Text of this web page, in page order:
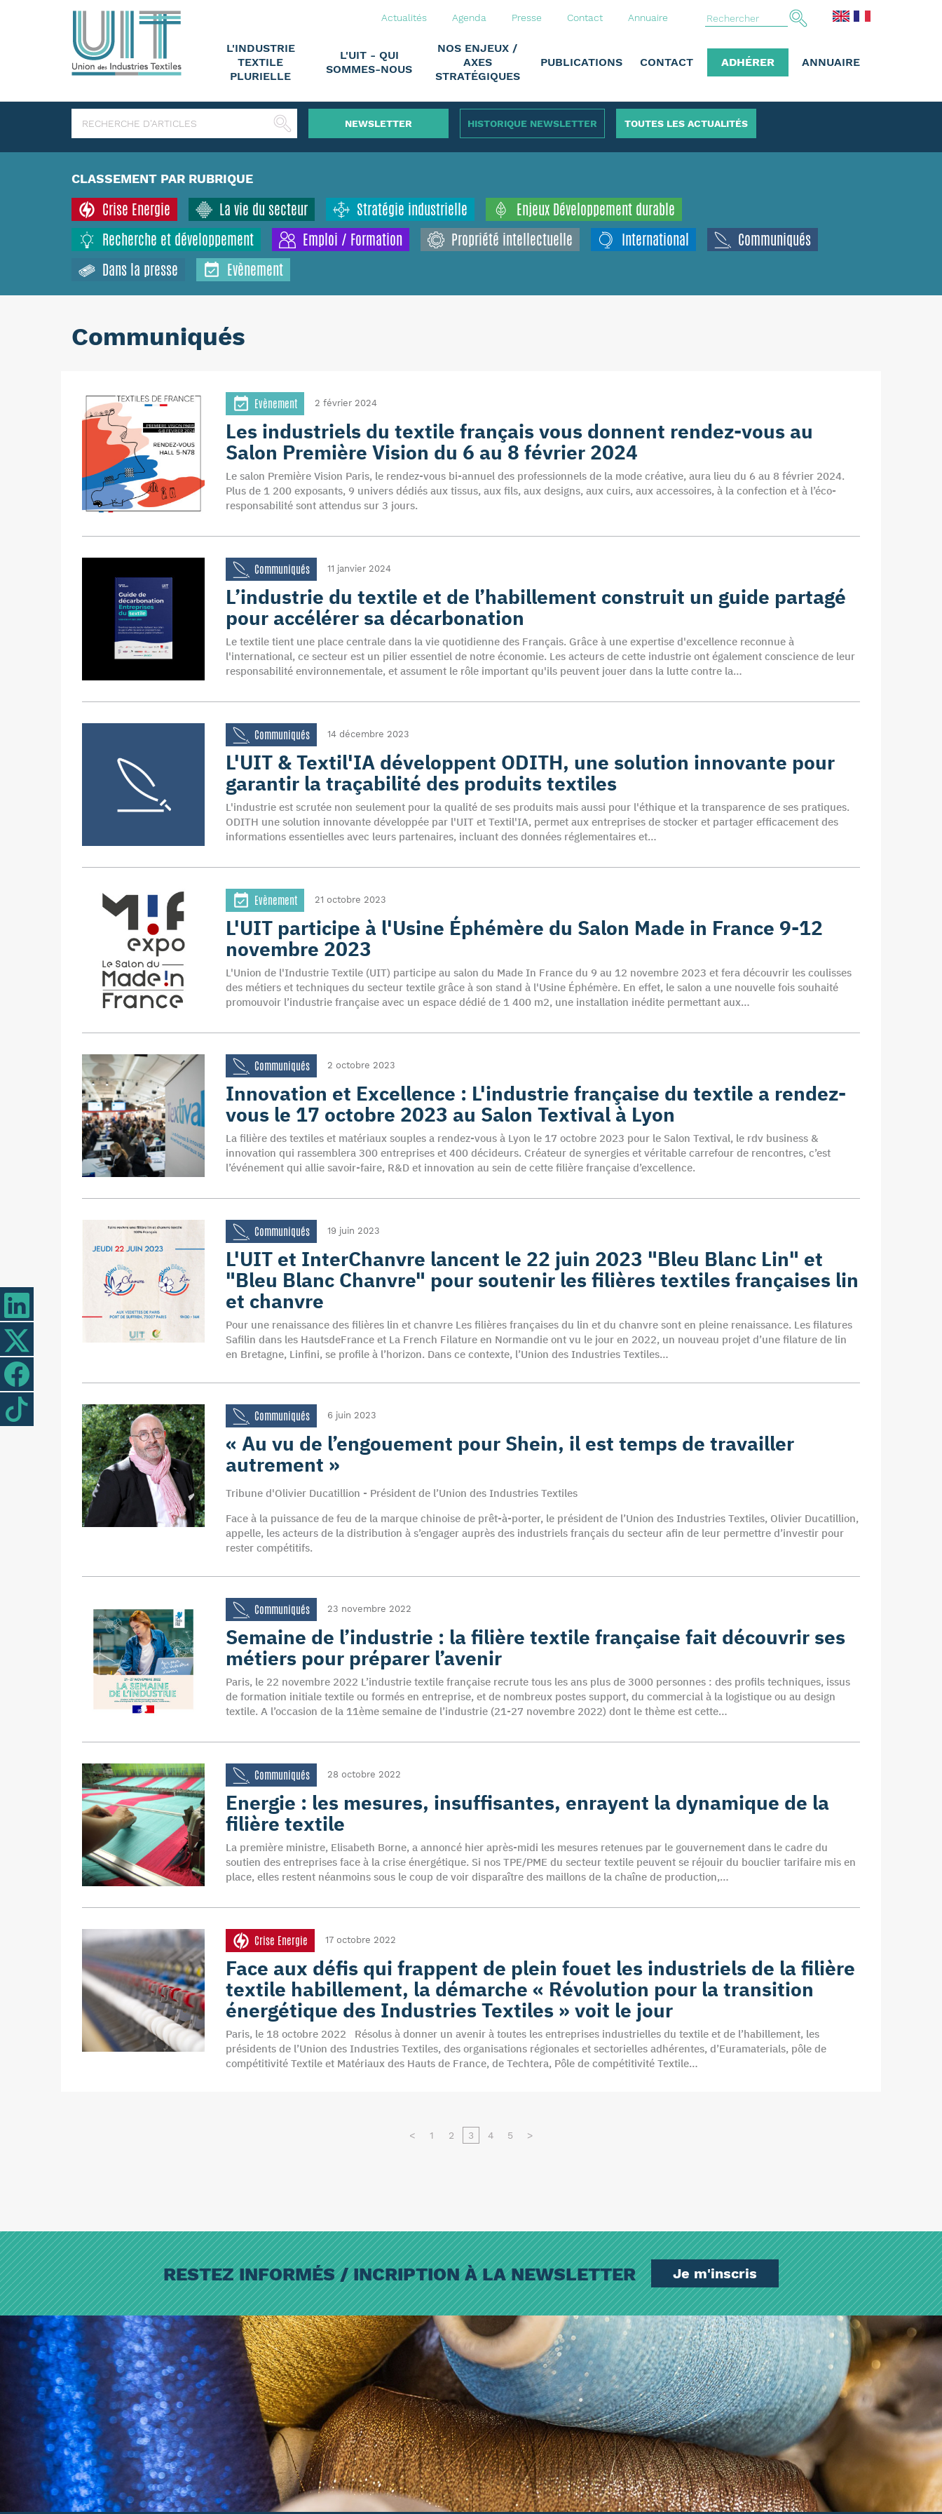
Actualités Agenda Presse Contact Annuaire
L'INDUSTRIE
TEXTILE
PLURIELLE
L'UIT - QUI
SOMMES-NOUS
NOS ENJEUX /
AXES
STRATÉGIQUES
PUBLICATIONS CONTACT ADHÉRER ANNUAIRE
NEWSLETTER HISTORIQUE NEWSLETTER TOUTES LES ACTUALITÉS
CLASSEMENT PAR RUBRIQUE
Crise Energie La vie du secteur Stratégie industrielle
Enjeux Développement durable
Recherche et développement
Emploi / Formation Propriété intellectuelle International
Communiqués
Dans la presse
Evènement
Communiqués
Evènement 2 février 2024
Les industriels du textile français vous donnent rendez-vous au
Salon Première Vision du 6 au 8 février 2024
Le salon Première Vision Paris, le rendez-vous bi-annuel des professionnels de la mode créative, aura lieu du 6 au 8 février 2024.
Plus de 1 200 exposants, 9 univers dédiés aux tissus, aux fils, aux designs, aux cuirs, aux accessoires, à la confection et à l’éco-
responsabilité sont attendus sur 3 jours.
Communiqués 11 janvier 2024
L’industrie du textile et de l’habillement construit un guide partagé
pour accélérer sa décarbonation
Le textile tient une place centrale dans la vie quotidienne des Français. Grâce à une expertise d'excellence reconnue à
l'international, ce secteur est un pilier essentiel de notre économie. Les acteurs de cette industrie ont également conscience de leur
responsabilité environnementale, et assument le rôle important qu'ils peuvent jouer dans la lutte contre la…
Communiqués 14 décembre 2023
L'UIT & Textil'IA développent ODITH, une solution innovante pour
garantir la traçabilité des produits textiles
L'industrie est scrutée non seulement pour la qualité de ses produits mais aussi pour l'éthique et la transparence de ses pratiques.
ODITH une solution innovante développée par l'UIT et Textil'IA, permet aux entreprises de stocker et partager efficacement des
informations essentielles avec leurs partenaires, incluant des données réglementaires et…
Evènement 21 octobre 2023
L'UIT participe à l'Usine Éphémère du Salon Made in France 9-12
novembre 2023
L'Union de l'Industrie Textile (UIT) participe au salon du Made In France du 9 au 12 novembre 2023 et fera découvrir les coulisses
des métiers et techniques du secteur textile grâce à son stand à l'Usine Éphémère. En effet, le salon a une nouvelle fois souhaité
promouvoir l’industrie française avec un espace dédié de 1 400 m2, une installation inédite permettant aux…
Communiqués 2 octobre 2023
Innovation et Excellence : L'industrie française du textile a rendez-
vous le 17 octobre 2023 au Salon Textival à Lyon
La filière des textiles et matériaux souples a rendez-vous à Lyon le 17 octobre 2023 pour le Salon Textival, le rdv business &
innovation qui rassemblera 300 entreprises et 400 décideurs. Créateur de synergies et véritable carrefour de rencontres, c’est
l’événement qui allie savoir-faire, R&D et innovation au sein de cette filière française d’excellence.
Communiqués 19 juin 2023
L'UIT et InterChanvre lancent le 22 juin 2023 "Bleu Blanc Lin" et
"Bleu Blanc Chanvre" pour soutenir les filières textiles françaises lin
et chanvre
Pour une renaissance des filières lin et chanvre Les filières françaises du lin et du chanvre sont en pleine renaissance. Les filatures
Safilin dans les HautsdeFrance et La French Filature en Normandie ont vu le jour en 2022, un nouveau projet d’une filature de lin
en Bretagne, Linfini, se profile à l’horizon. Dans ce contexte, l’Union des Industries Textiles…
Communiqués 6 juin 2023
« Au vu de l’engouement pour Shein, il est temps de travailler
autrement »
Tribune d'Olivier Ducatillion - Président de l’Union des Industries Textiles
Face à la puissance de feu de la marque chinoise de prêt-à-porter, le président de l’Union des Industries Textiles, Olivier Ducatillion,
appelle, les acteurs de la distribution à s’engager auprès des industriels français du secteur afin de leur permettre d’investir pour
rester compétitifs.
Communiqués 23 novembre 2022
Semaine de l’industrie : la filière textile française fait découvrir ses
métiers pour préparer l’avenir
Paris, le 22 novembre 2022 L’industrie textile française recrute tous les ans plus de 3000 personnes : des profils techniques, issus
de formation initiale textile ou formés en entreprise, et de nombreux postes support, du commercial à la logistique ou au design
textile. A l’occasion de la 11ème semaine de l’industrie (21-27 novembre 2022) dont le thème est cette…
Communiqués 28 octobre 2022
Energie : les mesures, insuffisantes, enrayent la dynamique de la
filière textile
La première ministre, Elisabeth Borne, a annoncé hier après-midi les mesures retenues par le gouvernement dans le cadre du
soutien des entreprises face à la crise énergétique. Si nos TPE/PME du secteur textile peuvent se réjouir du bouclier tarifaire mis en
place, elles restent néanmoins sous le coup de voir disparaître des maillons de la chaîne de production,…
Crise Energie 17 octobre 2022
Face aux défis qui frappent de plein fouet les industriels de la filière
textile habillement, la démarche « Révolution pour la transition
énergétique des Industries Textiles » voit le jour
Paris, le 18 octobre 2022 Résolus à donner un avenir à toutes les entreprises industrielles du textile et de l’habillement, les
présidents de l’Union des Industries Textiles, des organisations régionales et sectorielles adhérentes, d’Euramaterials, pôle de
compétitivité Textile et Matériaux des Hauts de France, de Techtera, Pôle de compétitivité Textile…
< 1 2 3 4 5 >
RESTEZ INFORMÉS / INCRIPTION À LA NEWSLETTER Je m'inscris